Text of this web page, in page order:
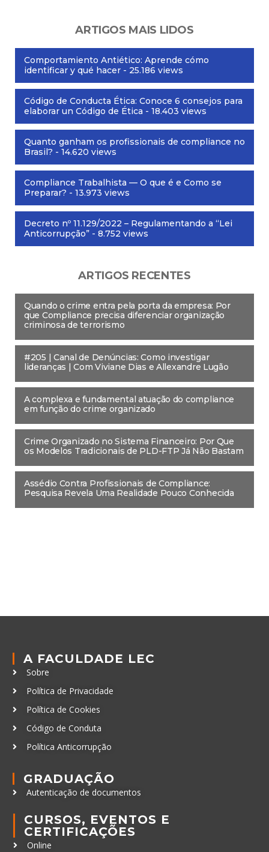
ARTIGOS MAIS LIDOS
Comportamiento Antiético: Aprende cómo
identificar y qué hacer - 25.186 views
Código de Conducta Ética: Conoce 6 consejos para
elaborar un Código de Ética - 18.403 views
Quanto ganham os profissionais de compliance no
Brasil? - 14.620 views
Compliance Trabalhista — O que é e Como se
Preparar? - 13.973 views
Decreto nº 11.129/2022 – Regulamentando a “Lei
Anticorrupção” - 8.752 views
ARTIGOS RECENTES
Quando o crime entra pela porta da empresa: Por
que Compliance precisa diferenciar organização
criminosa de terrorismo
#205 | Canal de Denúncias: Como investigar
lideranças | Com Viviane Dias e Allexandre Lugão
A complexa e fundamental atuação do compliance
em função do crime organizado
Crime Organizado no Sistema Financeiro: Por Que
os Modelos Tradicionais de PLD-FTP Já Não Bastam
Assédio Contra Profissionais de Compliance:
Pesquisa Revela Uma Realidade Pouco Conhecida
A FACULDADE LEC
Sobre
Política de Privacidade
Política de Cookies
Código de Conduta
Política Anticorrupção
GRADUAÇÃO
Autenticação de documentos
CURSOS, EVENTOS E
CERTIFICAÇÕES
Online